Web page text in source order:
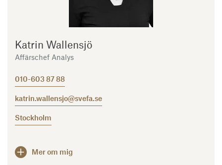
Katrin Wallensjö
Affärschef Analys
010-603 87 88
katrin.wallensjo@svefa.se
Stockholm
Mer om mig